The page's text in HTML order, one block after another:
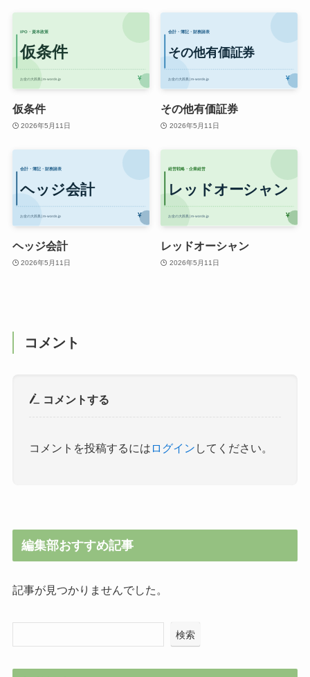
仮条件
2026年5月11日
その他有価証券
2026年5月11日
ヘッジ会計
2026年5月11日
レッドオーシャン
2026年5月11日
コメント
コメントする
コメントを投稿するには ログイン してください。
編集部おすすめ記事
記事が見つかりませんでした。
検索